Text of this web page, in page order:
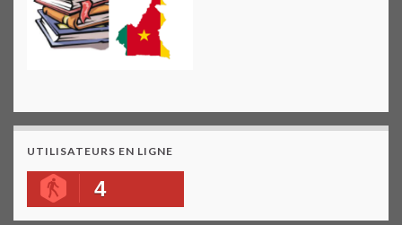
UTILISATEURS EN LIGNE
4